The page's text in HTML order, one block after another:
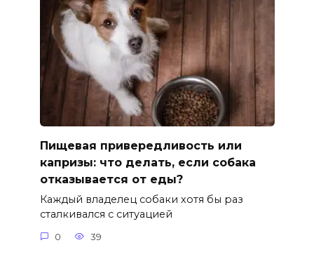
Пищевая привередливость или
капризы: что делать, если собака
отказывается от еды?
Каждый владелец собаки хотя бы раз
сталкивался с ситуацией
0 39